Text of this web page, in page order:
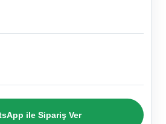
ile Sipariş Ver